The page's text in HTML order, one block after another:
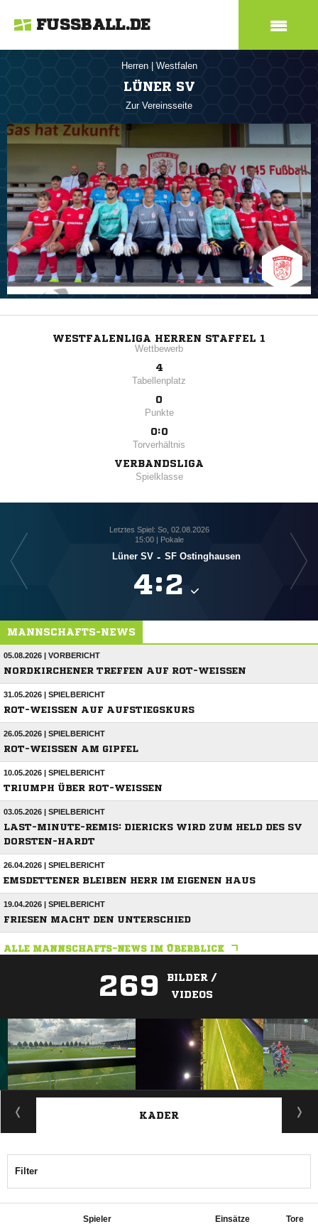
FUSSBALL.DE
Herren Westfalen
LÜNER SV
Zur Vereinsseite
WESTFALENLIGA HERREN STAFFEL 1
Wettbewerb
4
Tabellenplatz
0
Punkte
0:0
Torverhältnis
VERBANDSLIGA
Spielklasse
Letztes Spiel: So, 02.08.2026
15:00 | Pokale
Lüner SV - SF Ostinghausen
:
MANNSCHAFTS-NEWS
05.08.2026 | VORBERICHT
NORDKIRCHENER TREFFEN AUF ROT-WEISSEN
31.05.2026 | SPIELBERICHT
ROT-WEISSEN AUF AUFSTIEGSKURS
26.05.2026 | SPIELBERICHT
ROT-WEISSEN AM GIPFEL
10.05.2026 | SPIELBERICHT
TRIUMPH ÜBER ROT-WEISSEN
03.05.2026 | SPIELBERICHT
LAST-MINUTE-REMIS: DIERICKS WIRD ZUM HELD DES SV
DORSTEN-HARDT
26.04.2026 | SPIELBERICHT
EMSDETTENER BLEIBEN HERR IM EIGENEN HAUS
19.04.2026 | SPIELBERICHT
FRIESEN MACHT DEN UNTERSCHIED
ALLE MANNSCHAFTS-NEWS IM ÜBERBLICK
269
BILDER /
VIDEOS
ANZEIGE
KADER
Filter
Spieler Einsätze Tore